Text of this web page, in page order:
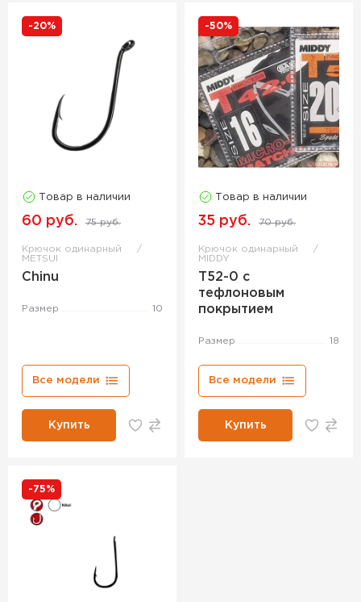
-20%
Товар в наличии
60 руб. 75 руб.
Крючок одинарный
METSUI
Chinu
Размер 10
Все модели
Купить
-50%
Товар в наличии
35 руб. 70 руб.
Крючок одинарный
MIDDY
T52-0 с
тефлоновым
покрытием
Размер 18
Все модели
Купить
-75%